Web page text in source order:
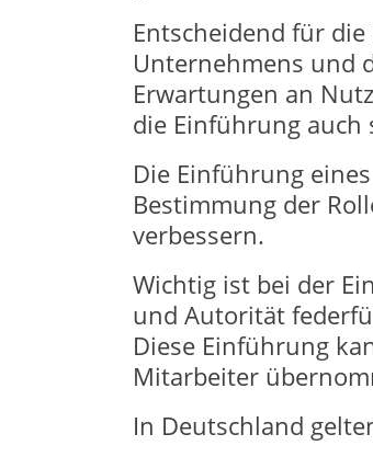
Entscheidend für
Unternehmens und
Erwartungen an
die Einführung
Die Einführung
Bestimmung der
verbessern.
Wichtig ist bei der
und Autorität
Diese Einführung
Mitarbeiter
In Deutschland